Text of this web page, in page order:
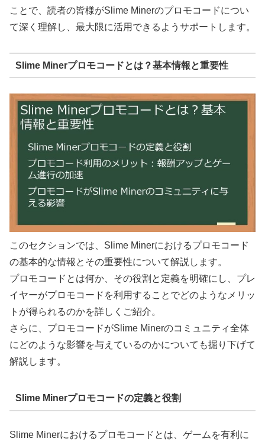
ことで、読者の皆様がSlime Minerのプロモコードについ
て深く理解し、最大限に活用できるようサポートします。
Slime Minerプロモコードとは？基本情報と重要性
このセクションでは、Slime Minerにおけるプロモコード
の基本的な情報とその重要性について解説します。
プロモコードとは何か、その役割と定義を明確にし、プレ
イヤーがプロモコードを利用することでどのようなメリッ
トが得られるのかを詳しくご紹介。
さらに、プロモコードがSlime Minerのコミュニティ全体
にどのような影響を与えているのかについても掘り下げて
解説します。
Slime Minerプロモコードの定義と役割
Slime Minerにおけるプロモコードとは、ゲームを有利に